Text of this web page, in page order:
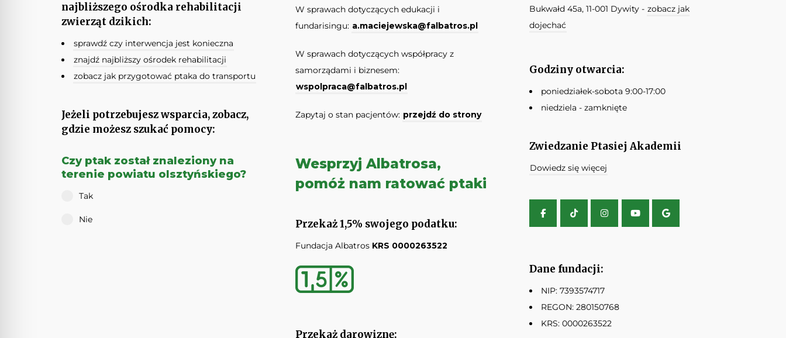
najbliższego ośrodka rehabilitacji
zwierząt dzikich:
sprawdź czy interwencja jest konieczna
znajdź najbliższy ośrodek rehabilitacji
zobacz jak przygotować ptaka do transportu
Jeżeli potrzebujesz wsparcia, zobacz,
gdzie możesz szukać pomocy:
Czy ptak został znaleziony na
terenie powiatu olsztyńskiego?
Tak
Nie
W sprawach dotyczących edukacji i
fundarisingu: a.maciejewska@falbatros.pl
W sprawach dotyczących współpracy z
samorządami i biznesem:
wspolpraca@falbatros.pl
Zapytaj o stan pacjentów: przejdź do strony
Wesprzyj Albatrosa,
pomóż nam ratować ptaki
Przekaż 1,5% swojego podatku:
Fundacja Albatros KRS 0000263522
Przekaż darowiznę:
Bukwałd 45a, 11-001 Dywity - zobacz jak
dojechać
Godziny otwarcia:
poniedziałek-sobota 9:00-17:00
niedziela - zamknięte
Zwiedzanie Ptasiej Akademii
Dowiedz się więcej
Dane fundacji:
NIP: 7393574717
REGON: 280150768
KRS: 0000263522